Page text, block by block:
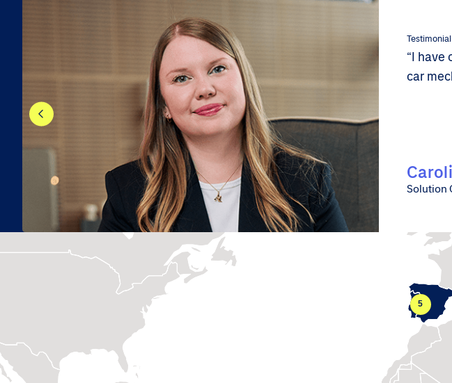
Testimonial
“I have
car
Solution